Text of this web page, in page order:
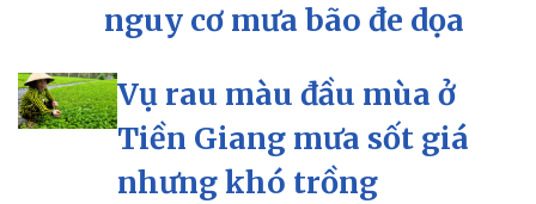
nguy cơ mưa bão đe dọa
Vụ rau màu đầu mùa ở
Tiền Giang mưa sốt giá
nhưng khó trồng